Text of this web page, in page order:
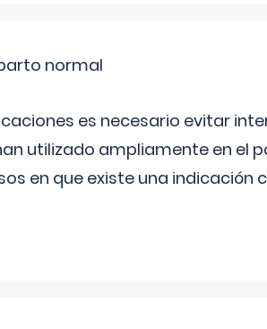
normal
es necesario evitar
utilizado ampliamente en el
en que existe una indicación